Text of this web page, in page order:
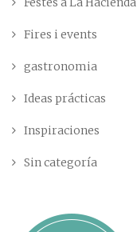
Fires i events
gastronomia
Ideas prácticas
Inspiraciones
Sin categoría